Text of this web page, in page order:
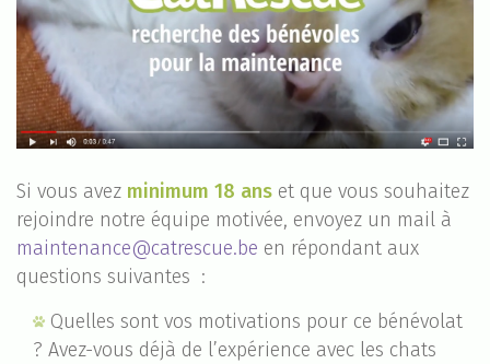
Si vous avez minimum 18 ans et que vous souhaitez
rejoindre notre équipe motivée, envoyez un mail à
maintenance@catrescue.be en répondant aux
questions suivantes :
Quelles sont vos motivations pour ce bénévolat
? Avez-vous déjà de l’expérience avec les chats